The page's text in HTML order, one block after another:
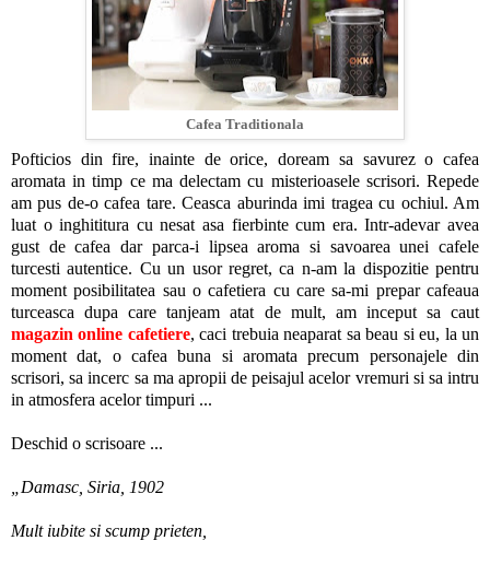
Cafea Traditionala
Pofticios din fire, inainte de orice, doream sa savurez o cafea
aromata in timp ce ma delectam cu misterioasele scrisori. Repede
am pus de-o cafea tare. Ceasca aburinda imi tragea cu ochiul. Am
luat o inghititura cu nesat asa fierbinte cum era. Intr-adevar avea
gust de cafea dar parca-i lipsea aroma si savoarea unei cafele
turcesti autentice. Cu un usor regret, ca n-am la dispozitie pentru
moment posibilitatea sau o cafetiera cu care sa-mi prepar cafeaua
turceasca dupa care tanjeam atat de mult, am inceput sa caut
magazin online cafetiere, caci trebuia neaparat sa beau si eu, la un
moment dat, o cafea buna si aromata precum personajele din
scrisori, sa incerc sa ma apropii de peisajul acelor vremuri si sa intru
in atmosfera acelor timpuri ...
Deschid o scrisoare ...
„Damasc, Siria, 1902
Mult iubite si scump prieten,